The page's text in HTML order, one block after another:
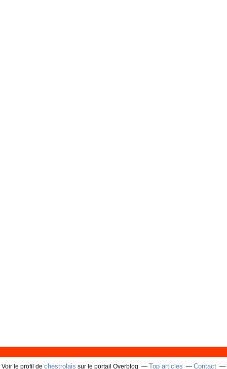
Voir le profil de chestrolais sur le portail Overblog Top articles Contact